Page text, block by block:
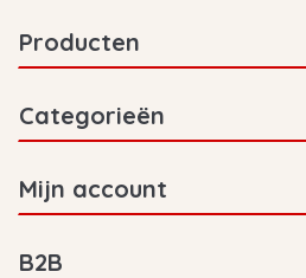
Producten
Categorieën
Mijn account
B2B